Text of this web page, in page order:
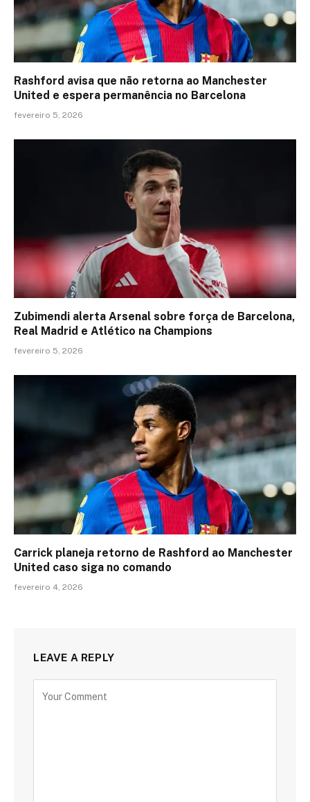
Rashford avisa que não retorna ao Manchester
United e espera permanência no Barcelona
fevereiro 5, 2026
Zubimendi alerta Arsenal sobre força de Barcelona,
Real Madrid e Atlético na Champions
fevereiro 5, 2026
Carrick planeja retorno de Rashford ao Manchester
United caso siga no comando
fevereiro 4, 2026
LEAVE A REPLY